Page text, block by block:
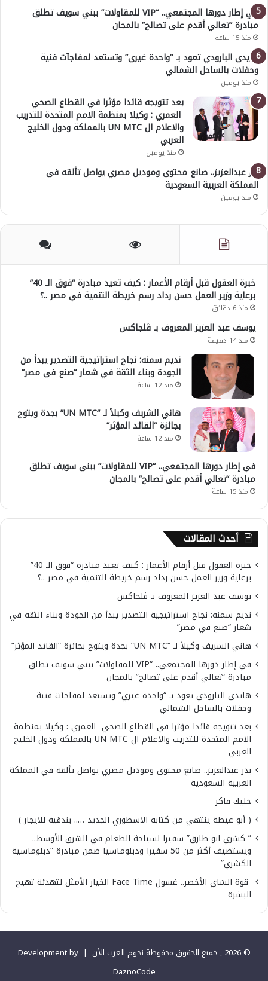
في إطار دورها المجتمعي.. “VIP للمقاولات” ببني سويف تطلق
مبادرة “تعالي أقدم على تصالح” بالمجان
منذ 15 ساعة
هايدي البارودي تعود بـ “واحدة غيري” وتستعد لمفاجآت فنية
وحفلات بالساحل الشمالي
منذ يومين
بعد تتويجه قائدا مؤثرا في القطاع الصحي
العمري : وكيلا بمنظمة الامم المتحدة للتدريب
والاعلام ال UN MTC بالمملكة ودول الخليج
العربي
منذ يومين
بدر عبدالعزيز.. صانع محتوى وموديل مصري يواصل تألقه في
المملكة العربية السعودية
منذ يومين
خبرة العقول قبل أرقام الأعمار : كيف تعيد مبادرة “فوق الـ 40”
برعاية وزير العمل حسن رداد رسم خريطة التنمية في مصر ..؟
منذ 6 دقائق
يوسف عبد العزيز المعروف بـ ڤلجاكس
منذ 14 دقيقة
نديم سمنه: نجاح استراتيجية التصدير يبدأ من
الجودة وبناء الثقة في شعار “صنع في مصر”
منذ 12 ساعة
هاني الشريف وكيلاً لـ “UN MTC” بجدة ويتوج
بجائزة “القائد المؤثر”
منذ 12 ساعة
في إطار دورها المجتمعي.. “VIP للمقاولات” ببني سويف تطلق
مبادرة “تعالي أقدم على تصالح” بالمجان
منذ 15 ساعة
أحدث المقالات
خبرة العقول قبل أرقام الأعمار : كيف تعيد مبادرة “فوق الـ 40”
برعاية وزير العمل حسن رداد رسم خريطة التنمية في مصر ..؟
يوسف عبد العزيز المعروف بـ ڤلجاكس
نديم سمنه: نجاح استراتيجية التصدير يبدأ من الجودة وبناء الثقة في
شعار “صنع في مصر”
هاني الشريف وكيلاً لـ “UN MTC” بجدة ويتوج بجائزة “القائد المؤثر”
في إطار دورها المجتمعي.. “VIP للمقاولات” ببني سويف تطلق
مبادرة “تعالي أقدم على تصالح” بالمجان
هايدي البارودي تعود بـ “واحدة غيري” وتستعد لمفاجآت فنية
وحفلات بالساحل الشمالي
بعد تتويجه قائدا مؤثرا في القطاع الصحي العمري : وكيلا بمنظمة
الامم المتحدة للتدريب والاعلام ال UN MTC بالمملكة ودول الخليج
العربي
بدر عبدالعزيز.. صانع محتوى وموديل مصري يواصل تألقه في المملكة
العربية السعودية
خليك فاكر
( أبو عيطة ينتهي من كتابه الاسطوري الجديد ….. بندقية للايجار )
” كشري ابو طارق” سفيرا لسياحة الطعام في الشرق الأوسط..
ويستضيف أكثر من 50 سفيرا ودبلوماسيا ضمن مبادرة “دبلوماسية
الكشري”
قوة الشاي الأخضر.. غسول Face Time الخيار الأمثل لتهدئة تهيج
البشرة
© 2026 , جميع الحقوق محفوظة نجوم العرب الأن |
Development by
DaznoCode